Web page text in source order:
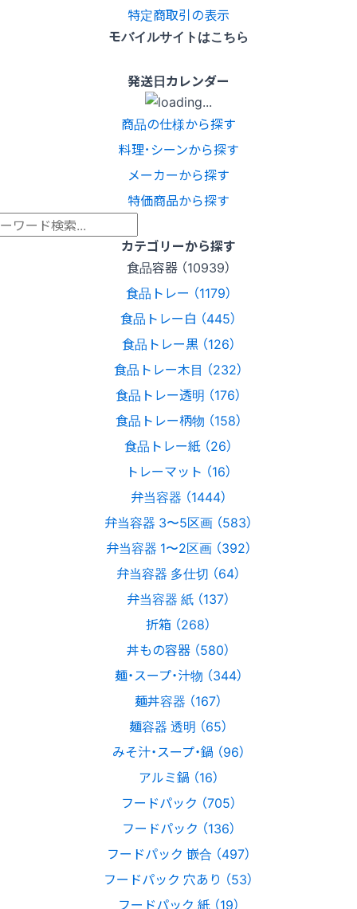
特定商取引の表示
モバイルサイトはこちら
発送日カレンダー
商品の仕様から探す
料理･シーンから探す
メーカーから探す
特価商品から探す
カテゴリーから探す
食品容器 （10939）
食品トレー （1179）
食品トレー白 （445）
食品トレー黒 （126）
食品トレー木目 （232）
食品トレー透明 （176）
食品トレー柄物 （158）
食品トレー紙 （26）
トレーマット （16）
弁当容器 （1444）
弁当容器 3〜5区画 （583）
弁当容器 1〜2区画 （392）
弁当容器 多仕切 （64）
弁当容器 紙 （137）
折箱 （268）
丼もの容器 （580）
麺・スープ・汁物 （344）
麺丼容器 （167）
麺容器 透明 （65）
みそ汁・スープ・鍋 （96）
アルミ鍋 （16）
フードパック （705）
フードパック （136）
フードパック 嵌合 （497）
フードパック 穴あり （53）
フードパック 紙 （19）